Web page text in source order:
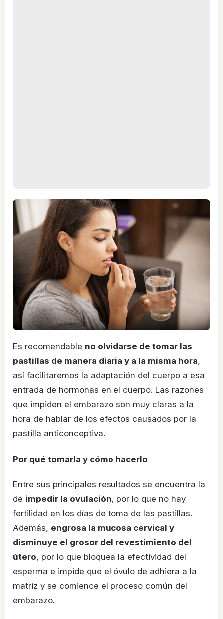
Es recomendable no olvidarse de tomar las
pastillas de manera diaria y a la misma hora,
así facilitaremos la adaptación del cuerpo a esa
entrada de hormonas en el cuerpo. Las razones
que impiden el embarazo son muy claras a la
hora de hablar de los efectos causados por la
pastilla anticonceptiva.
Por qué tomarla y cómo hacerlo
Entre sus principales resultados se encuentra la
de impedir la ovulación, por lo que no hay
fertilidad en los días de toma de las pastillas.
Además, engrosa la mucosa cervical y
disminuye el grosor del revestimiento del
útero, por lo que bloquea la efectividad del
esperma e impide que el óvulo de adhiera a la
matriz y se comience el proceso común del
embarazo.